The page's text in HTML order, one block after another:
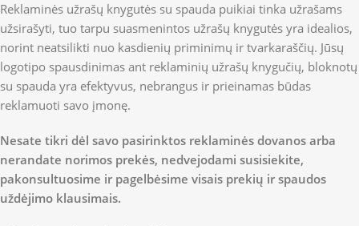
Reklaminės užrašų knygutės su spauda puikiai tinka užrašams
užsirašyti, tuo tarpu suasmenintos užrašų knygutės yra idealios,
norint neatsilikti nuo kasdienių priminimų ir tvarkaraščių. Jūsų
logotipo spausdinimas ant reklaminių užrašų knygučių, bloknotų
su spauda yra efektyvus, nebrangus ir prieinamas būdas
reklamuoti savo įmonę.
Nesate tikri dėl savo pasirinktos reklaminės dovanos arba
nerandate norimos prekės, nedvejodami susisiekite,
pakonsultuosime ir pagelbėsime visais prekių ir spaudos
uždėjimo klausimais.